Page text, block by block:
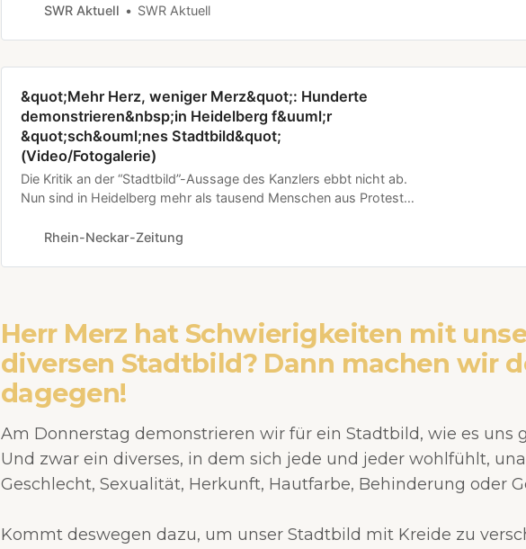
mehrere Organisationen aufgerufen.
SWR Aktuell SWR Aktuell
&quot;Mehr Herz, weniger Merz&quot;: Hunderte
demonstrieren&nbsp;in Heidelberg f&uuml;r
&quot;sch&ouml;nes Stadtbild&quot;
(Video/Fotogalerie)
Die Kritik an der “Stadtbild”-Aussage des Kanzlers ebbt nicht ab.
Nun sind in Heidelberg mehr als tausend Menschen aus Protest
Rhein-Neckar-Zeitung
Herr Merz hat Schwierigkeiten mit
diversen Stadtbild? Dann machen wir
dagegen!
Am Donnerstag demonstrieren wir für ein Stadtbild, wie es uns
Und zwar ein diverses, in dem sich jede und jeder wohlfühlt,
Geschlecht, Sexualität, Herkunft, Hautfarbe, Behinderung oder
Kommt deswegen dazu, um unser Stadtbild mit Kreide zu